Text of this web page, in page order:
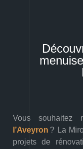
Vous souhaitez
l’Aveyron ? La
projets de